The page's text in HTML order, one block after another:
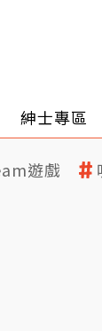
紳士專區
遊戲